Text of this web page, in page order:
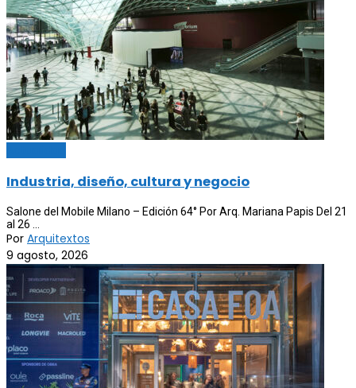
Industria, diseño, cultura y negocio
Salone del Mobile Milano – Edición 64° Por Arq. Mariana Papis Del 21
al 26 ...
Por Arquitextos
9 agosto, 2026